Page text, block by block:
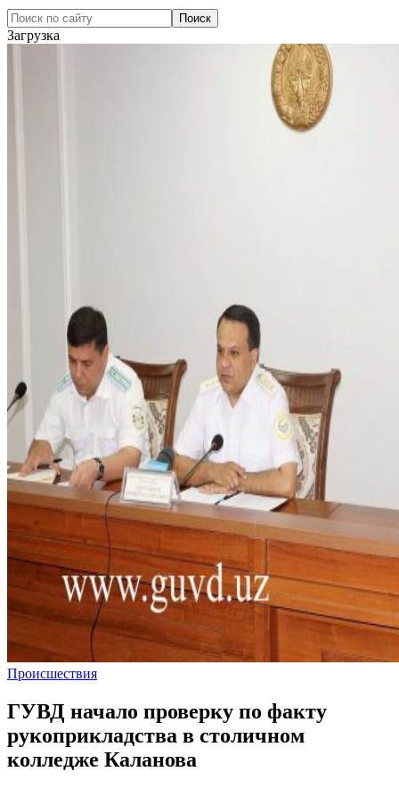
Загрузка
Происшествия
ГУВД начало проверку по факту
рукоприкладства в столичном
колледже Каланова